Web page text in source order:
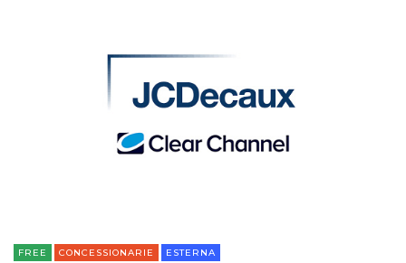
FREE CONCESSIONARIE ESTERNA